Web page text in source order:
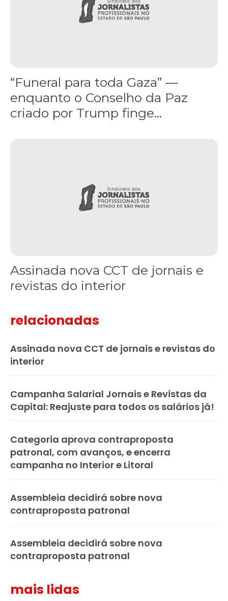
“Funeral para toda Gaza” —
enquanto o Conselho da Paz
criado por Trump finge...
Assinada nova CCT de jornais e
revistas do interior
relacionadas
Assinada nova CCT de jornais e revistas do
interior
Campanha Salarial Jornais e Revistas da
Capital: Reajuste para todos os salários já!
Categoria aprova contraproposta
patronal, com avanços, e encerra
campanha no Interior e Litoral
Assembleia decidirá sobre nova
contraproposta patronal
Assembleia decidirá sobre nova
contraproposta patronal
mais lidas